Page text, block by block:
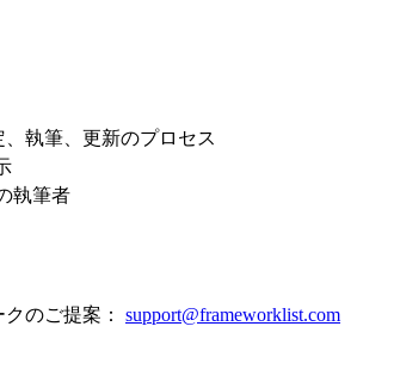
執筆、更新のプロセス
執筆者
のご提案： support@frameworklist.com